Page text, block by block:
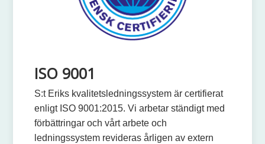
ISO 9001
S:t Eriks kvalitetsledningssystem är certifierat
enligt ISO 9001:2015. Vi arbetar ständigt med
förbättringar och vårt arbete och
ledningssystem revideras årligen av extern